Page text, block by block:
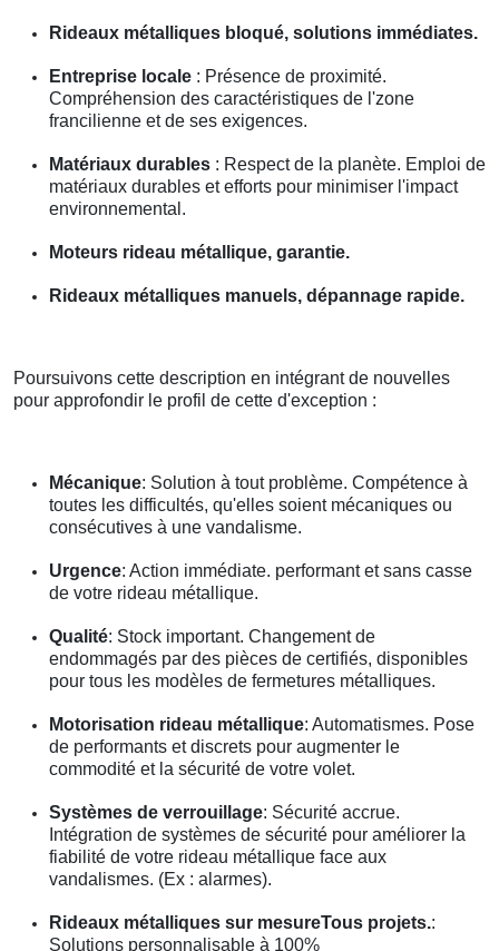
Rideaux métalliques bloqué, solutions immédiates.
Entreprise locale : Présence de proximité.
Compréhension des caractéristiques de l'zone
francilienne et de ses exigences.
Matériaux durables : Respect de la planète. Emploi de
matériaux durables et efforts pour minimiser l'impact
environnemental.
Moteurs rideau métallique, garantie.
Rideaux métalliques manuels, dépannage rapide.
Poursuivons cette description en intégrant de nouvelles
pour approfondir le profil de cette d'exception :
Mécanique: Solution à tout problème. Compétence à
toutes les difficultés, qu'elles soient mécaniques ou
consécutives à une vandalisme.
Urgence: Action immédiate. performant et sans casse
de votre rideau métallique.
Qualité: Stock important. Changement de
endommagés par des pièces de certifiés, disponibles
pour tous les modèles de fermetures métalliques.
Motorisation rideau métallique: Automatismes. Pose
de performants et discrets pour augmenter le
commodité et la sécurité de votre volet.
Systèmes de verrouillage: Sécurité accrue.
Intégration de systèmes de sécurité pour améliorer la
fiabilité de votre rideau métallique face aux
vandalismes. (Ex : alarmes).
Rideaux métalliques sur mesureTous projets.:
Solutions personnalisable à 100%